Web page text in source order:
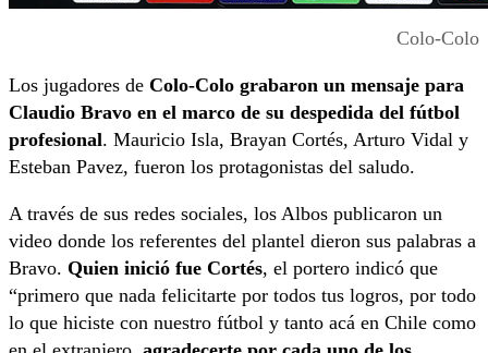
Colo-Colo
Los jugadores de Colo-Colo grabaron un mensaje para
Claudio Bravo en el marco de su despedida del fútbol
profesional. Mauricio Isla, Brayan Cortés, Arturo Vidal y
Esteban Pavez, fueron los protagonistas del saludo.
A través de sus redes sociales, los Albos publicaron un
video donde los referentes del plantel dieron sus palabras a
Bravo. Quien inició fue Cortés, el portero indicó que
“primero que nada felicitarte por todos tus logros, por todo
lo que hiciste con nuestro fútbol y tanto acá en Chile como